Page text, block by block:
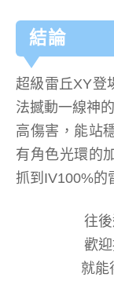
結論
超級雷丘XY登
法撼動一線神
高傷害，能站
有角色光環的
抓到IV100%的
往
歡
就能